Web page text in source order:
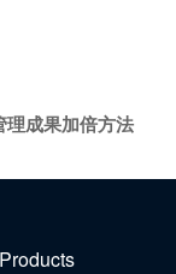
理成果加倍方法
Products